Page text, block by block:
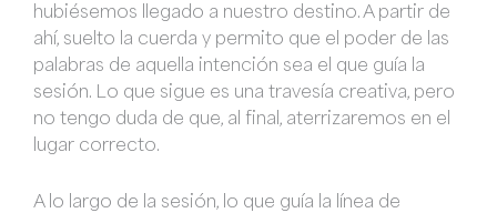
hubiésemos llegado a nuestro destino. A partir de
ahí, suelto la cuerda y permito que el poder de las
palabras de aquella intención sea el que guía la
sesión. Lo que sigue es una travesía creativa, pero
no tengo duda de que, al final, aterrizaremos en el
lugar correcto.
A lo largo de la sesión, lo que guía la línea de